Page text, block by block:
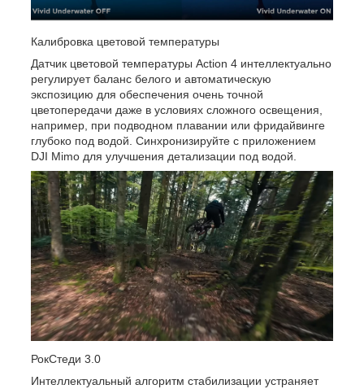
Калибровка цветовой температуры
Датчик цветовой температуры Action 4 интеллектуально
регулирует баланс белого и автоматическую
экспозицию для обеспечения очень точной
цветопередачи даже в условиях сложного освещения,
например, при подводном плавании или фридайвинге
глубоко под водой. Синхронизируйте с приложением
DJI Mimo для улучшения детализации под водой.
РокСтеди 3.0
Интеллектуальный алгоритм стабилизации устраняет